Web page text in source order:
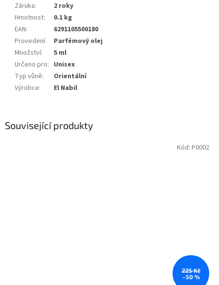
Související produkty
225 Kč
–50 %
Kód: P0002
Záruka:
2 roky
Hmotnost:
0.1 kg
EAN:
6291105500180
Provedení:
Parfémový olej
Množství:
5 ml
Určeno pro: Unisex
Typ vůně:
Orientální
Výrobce: El Nabil